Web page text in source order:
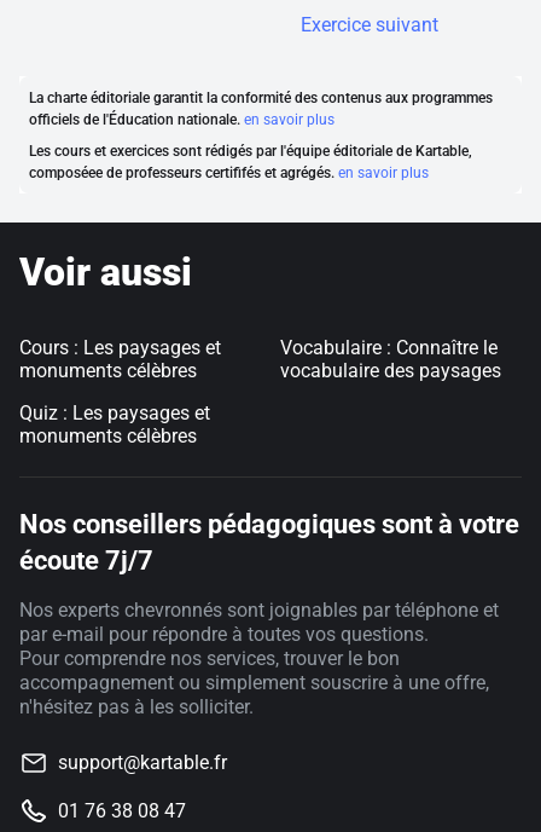
Exercice suivant
La charte éditoriale garantit la conformité des contenus aux programmes
officiels de l'Éducation nationale. en savoir plus
Les cours et exercices sont rédigés par l'équipe éditoriale de Kartable,
composéee de professeurs certififés et agrégés. en savoir plus
Voir aussi
Cours : Les paysages et
monuments célèbres
Quiz : Les paysages et
monuments célèbres
Vocabulaire : Connaître le
vocabulaire des paysages
Nos conseillers pédagogiques sont à votre
écoute 7j/7
Nos experts chevronnés sont joignables par téléphone et
par e-mail pour répondre à toutes vos questions.
Pour comprendre nos services, trouver le bon
accompagnement ou simplement souscrire à une offre,
n'hésitez pas à les solliciter.
support@kartable.fr
01 76 38 08 47